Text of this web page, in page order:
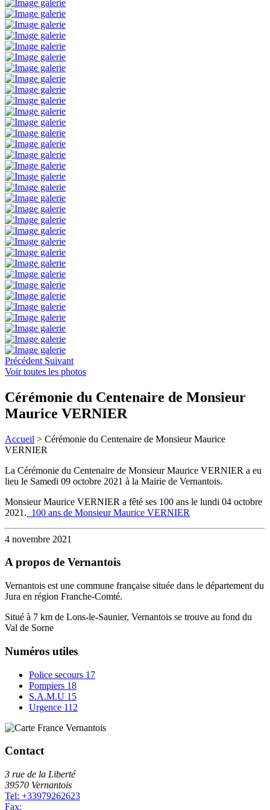
Précédent Suivant
Voir toutes les photos
Cérémonie du Centenaire de Monsieur
Maurice VERNIER
Accueil > Cérémonie du Centenaire de Monsieur Maurice
VERNIER
La Cérémonie du Centenaire de Monsieur Maurice VERNIER a eu
lieu le Samedi 09 octobre 2021 à la Mairie de Vernantois.
Monsieur Maurice VERNIER a fêté ses 100 ans le lundi 04 octobre
2021. 100 ans de Monsieur Maurice VERNIER
4 novembre 2021
A propos de Vernantois
Vernantois est une commune française située dans le département du
Jura en région Franche-Comté.
Situé à 7 km de Lons-le-Saunier, Vernantois se trouve au fond du
Val de Sorne
Numéros utiles
Police secours 17
Pompiers 18
S.A.M.U 15
Urgence 112
Contact
3 rue de la Liberté
39570 Vernantois
Tel: +33979262623
Fax: